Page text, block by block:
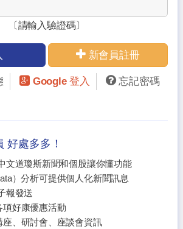
〔請輸入驗證碼〕
新會員註冊
Google 登入 忘記密碼
好處多多！
文道瓊斯新聞和個股讓你懂功能
）分析可提供個人化新聞訊息
報發送
項好康優惠活動
座、研討會、座談會資訊